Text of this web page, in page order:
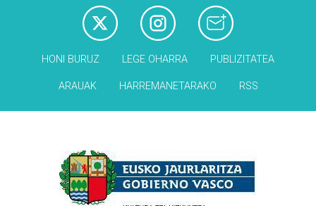
HONI BURUZ LEGE OHARRA PUBLIZITATEA
ARAUAK HARREMANETARAKO RSS